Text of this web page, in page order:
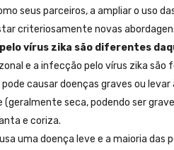
seus parceiros, a ampliar o uso
criteriosamente novas
vírus zika são diferentes
e a infecção pelo vírus zika são
causar doenças graves ou
seca, podendo ser
e coriza.
uma doença leve e a maioria das